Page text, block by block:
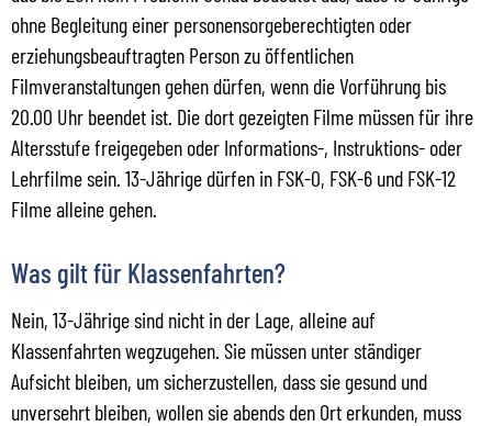
ohne Begleitung einer personensorgeberechtigten oder
erziehungsbeauftragten Person zu öffentlichen
Filmveranstaltungen gehen dürfen, wenn die Vorführung bis
20.00 Uhr beendet ist. Die dort gezeigten Filme müssen für ihre
Altersstufe freigegeben oder Informations-, Instruktions- oder
Lehrfilme sein. 13-Jährige dürfen in FSK-0, FSK-6 und FSK-12
Filme alleine gehen.
Was gilt für Klassenfahrten?
Nein, 13-Jährige sind nicht in der Lage, alleine auf
Klassenfahrten wegzugehen. Sie müssen unter ständiger
Aufsicht bleiben, um sicherzustellen, dass sie gesund und
unversehrt bleiben, wollen sie abends den Ort erkunden, muss